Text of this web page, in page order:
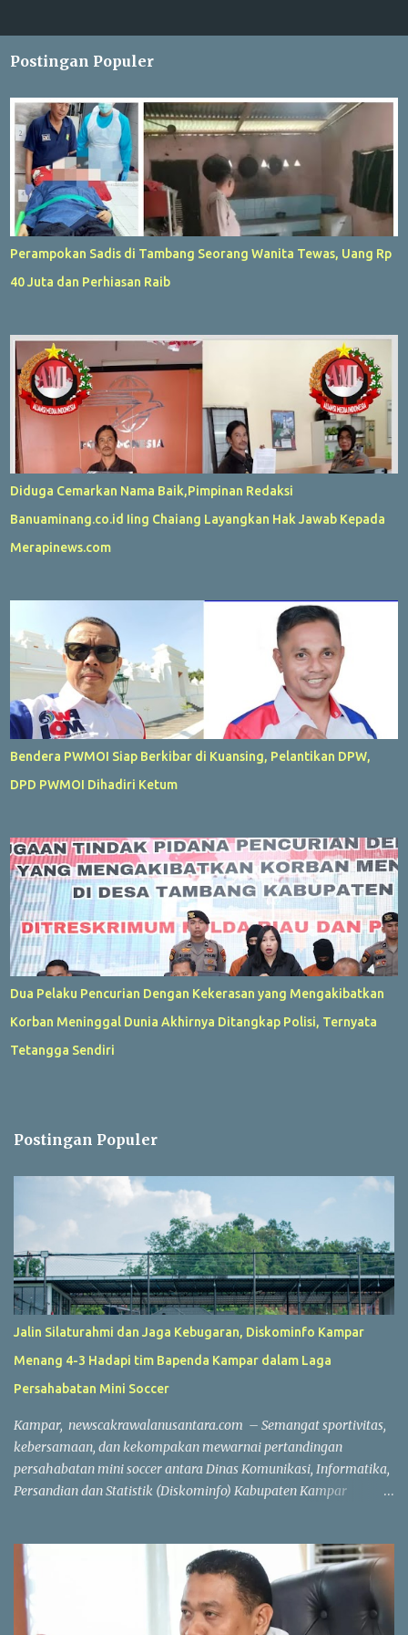
Postingan Populer
Perampokan Sadis di Tambang Seorang Wanita Tewas, Uang Rp
40 Juta dan Perhiasan Raib
Diduga Cemarkan Nama Baik,Pimpinan Redaksi
Banuaminang.co.id Iing Chaiang Layangkan Hak Jawab Kepada
Merapinews.com
Bendera PWMOI Siap Berkibar di Kuansing, Pelantikan DPW,
DPD PWMOI Dihadiri Ketum
Dua Pelaku Pencurian Dengan Kekerasan yang Mengakibatkan
Korban Meninggal Dunia Akhirnya Ditangkap Polisi, Ternyata
Tetangga Sendiri
Postingan Populer
Jalin Silaturahmi dan Jaga Kebugaran, Diskominfo Kampar
Menang 4-3 Hadapi tim Bapenda Kampar dalam Laga
Persahabatan Mini Soccer
Kampar, newscakrawalanusantara.com – Semangat sportivitas,
kebersamaan, dan kekompakan mewarnai pertandingan
persahabatan mini soccer antara Dinas Komunikasi, Informatika,
Persandian dan Statistik (Diskominfo) Kabupaten Kampar
Soccer, Batu Belah, Kecamatan Kampar, Kamis (23/7/2026),
menjadi ajang mempererat silaturahmi sekaligus menjaga
kebugaran jasmani bagi Aparatur Sipil Negara (ASN) dan PPPK di
lingkungan Pemerintah Kabupaten Kampar. Sejak peluit awal